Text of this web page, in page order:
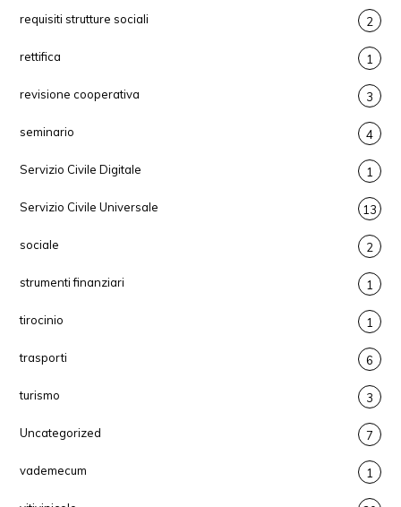
requisiti strutture sociali 2
rettifica 1
revisione cooperativa 3
seminario 4
Servizio Civile Digitale 1
Servizio Civile Universale 13
sociale 2
strumenti finanziari 1
tirocinio 1
trasporti 6
turismo 3
Uncategorized 7
vademecum 1